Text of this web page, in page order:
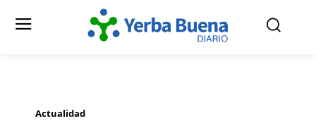
Actualidad